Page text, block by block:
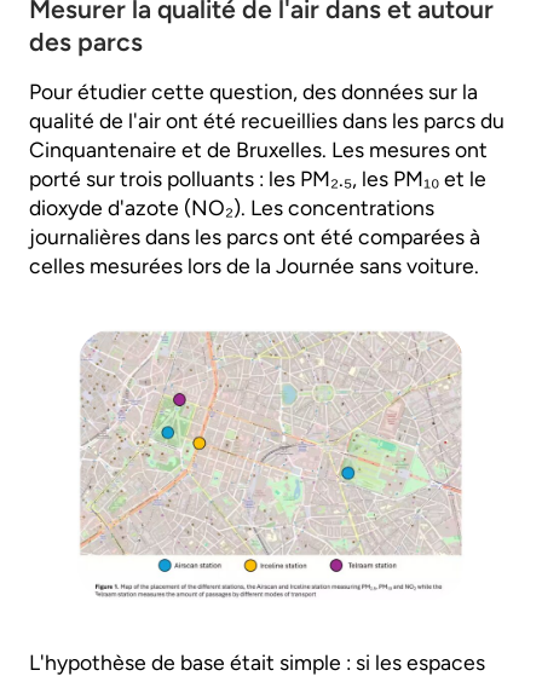
Mesurer la qualité de l'air dans et autour
des parcs
Pour étudier cette question, des données sur la
qualité de l'air ont été recueillies dans les parcs du
Cinquantenaire et de Bruxelles. Les mesures ont
porté sur trois polluants : les PM₂.₅, les PM₁₀ et le
dioxyde d'azote (NO₂). Les concentrations
journalières dans les parcs ont été comparées à
celles mesurées lors de la Journée sans voiture.
L'hypothèse de base était simple : si les espaces